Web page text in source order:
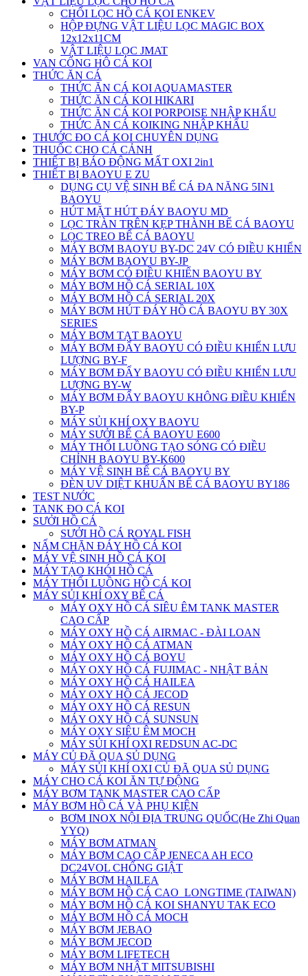
CHỔI LỌC HỒ CÁ KOI ENKEV
HỘP ĐỰNG VẬT LIỆU LỌC MAGIC BOX
12x12x11CM
VẬT LIỆU LỌC JMAT
VAN CỔNG HÔ CÁ KOI
THỨC ĂN CÁ
THỨC ĂN CÁ KOI AQUAMASTER
THỨC ĂN CÁ KOI HIKARI
THỨC ĂN CÁ KOI PORPOISE NHẬP KHẨU
THỨC ĂN CÁ KOIKING NHẬP KHẨU
THƯỚC ĐO CÁ KOI CHUYÊN DỤNG
THUỐC CHO CÁ CẢNH
THIẾT BỊ BÁO ĐỘNG MẤT OXI 2in1
THIẾT BỊ BAOYU E ZU
DỤNG CỤ VỆ SINH BỂ CÁ ĐA NĂNG 5IN1
BAOYU
HÚT MẶT HÚT ĐÁY BAOYU MD
LỌC TRÀN TRÊN KẸP THÀNH BỂ CÁ BAOYU
LỌC TREO BỂ CÁ BAOYU
MÁY BƠM BAOYU BY-DC 24V CÓ ĐIỀU KHIỂN
MÁY BƠM BAOYU BY-JP
MÁY BƠM CÓ ĐIỀU KHIỂN BAOYU BY
MÁY BƠM HỒ CÁ SERIAL 10X
MÁY BƠM HỒ CÁ SERIAL 20X
MÁY BƠM HÚT ĐÁY HỒ CÁ BAOYU BY 30X
SERIES
MÁY BƠM TẠT BAOYU
MÁY BƠM ĐẨY BAOYU CÓ ĐIỀU KHIỂN LƯU
LƯỢNG BY-F
MÁY BƠM ĐẨY BAOYU CÓ ĐIỀU KHIỂN LƯU
LƯỢNG BY-W
MÁY BƠM ĐẨY BAOYU KHÔNG ĐIỀU KHIỂN
BY-P
MÁY SỦI KHÍ OXY BAOYU
MÁY SƯỞI BỂ CÁ BAOYU E600
MÁY THỔI LUỒNG TẠO SÓNG CÓ ĐIỀU
CHỈNH BAOYU BY-K600
MÁY VỆ SINH BỂ CÁ BAOYU BY
ĐÈN UV DIỆT KHUẨN BỂ CÁ BAOYU BY186
TEST NƯỚC
TANK ĐO CÁ KOI
SƯỞI HỒ CÁ
SƯỞI HỒ CÁ ROYAL FISH
NẤM CHẶN ĐÁY HỒ CÁ KOI
MÁY VỆ SINH HỒ CÁ KOI
MÁY TẠO KHÓI HỒ CÁ
MÁY THỔI LUỒNG HỒ CÁ KOI
MÁY SỦI KHÍ OXY BỂ CÁ
MÁY OXY HỒ CÁ SIÊU ÊM TANK MASTER
CAO CẤP
MÁY OXY HỒ CÁ AIRMAC - ĐÀI LOAN
MÁY OXY HỒ CÁ ATMAN
MÁY OXY HỒ CÁ BOYU
MÁY OXY HỒ CÁ FUJIMAC - NHẬT BẢN
MÁY OXY HỒ CÁ HAILEA
MÁY OXY HỒ CÁ JECOD
MÁY OXY HỒ CÁ RESUN
MÁY OXY HỒ CÁ SUNSUN
MÁY OXY SIÊU ÊM MOCH
MÁY SỦI KHÍ OXI REDSUN AC-DC
MÁY CỦ ĐÃ QUA SỦ DỤNG
MÁY SỦI KHÍ OXI CỦ ĐÃ QUA SỦ DỤNG
MÁY CHO CÁ KOI ĂN TỰ ĐỘNG
MÁY BƠM TANK MASTER CAO CẤP
MÁY BƠM HỒ CÁ VÀ PHỤ KIỆN
BƠM INOX NỘI ĐỊA TRUNG QUỐC(He Zhi Quan
YYQ)
MÁY BƠM ATMAN
MÁY BƠM CAO CẤP JENECA AH ECO
DC24VOL CHỐNG GIẬT
MÁY BƠM HAILEA
MÁY BƠM HỒ CÁ CAO_LONGTIME (TAIWAN)
MÁY BƠM HỒ CÁ KOI SHANYU TAK ECO
MÁY BƠM HỒ CÁ MOCH
MÁY BƠM JEBAO
MÁY BƠM JECOD
MÁY BƠM LIFETECH
MÁY BƠM NHẬT MITSUBISHI